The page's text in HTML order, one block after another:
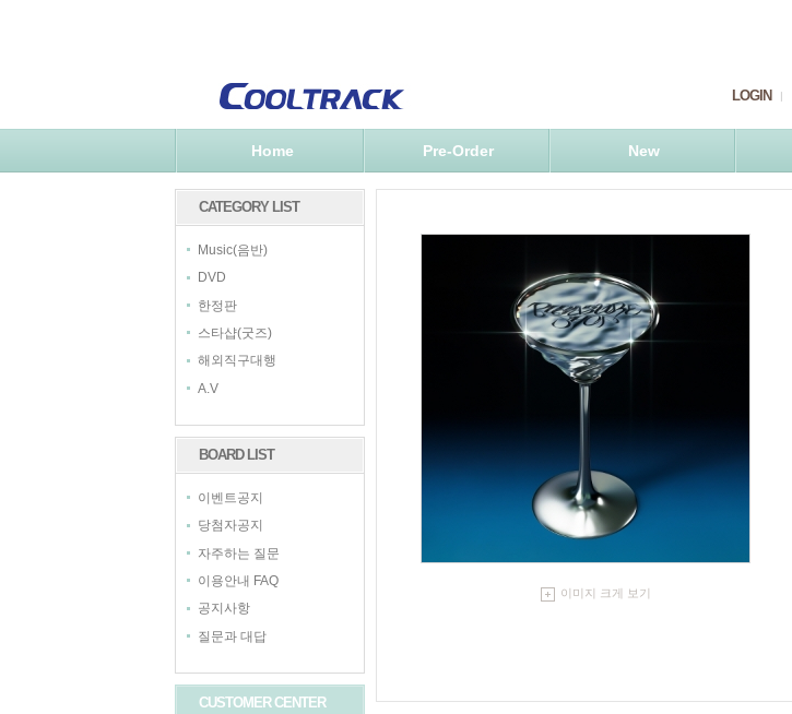
LOGIN
Home Pre-Order New
CATEGORY LIST
Music(음반)
DVD
한정판
스타샵(굿즈)
해외직구대행
A.V
BOARD LIST
이벤트공지
당첨자공지
자주하는 질문
이용안내 FAQ
공지사항
질문과 대답
CUSTOMER CENTER
이미지 크게 보기